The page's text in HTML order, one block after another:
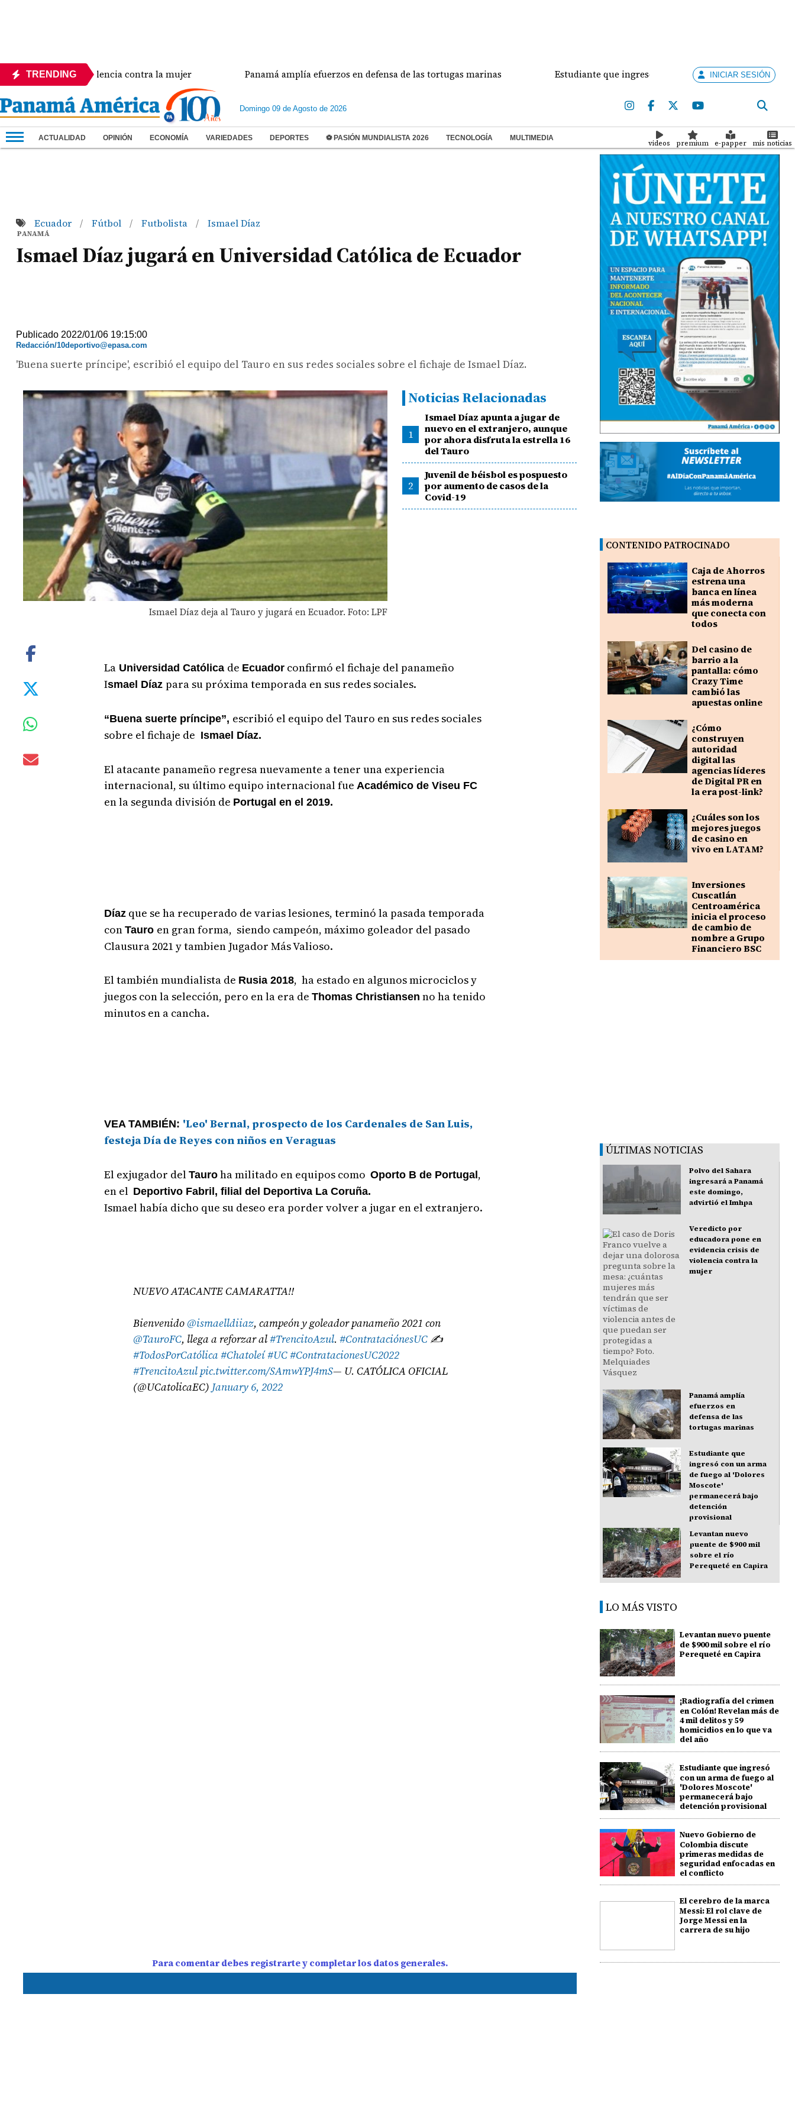
TRENDING
crisis de violencia contra la mujer Panamá amplía efuerzos en defensa de las tortugas marinas Estudiante que ingresó con un arma de fuego al 'Dolores
INICIAR SESIÓN
Domingo 09 de Agosto de 2026
ACTUALIDAD OPINIÓN ECONOMÍA VARIEDADES DEPORTES ⚽ PASIÓN MUNDIALISTA 2026 TECNOLOGÍA MULTIMEDIA
videos premium e-papper mis noticias
Ecuador / Fútbol / Futbolista / Ismael Díaz
PANAMÁ
Ismael Díaz jugará en Universidad Católica de Ecuador
Publicado 2022/01/06 19:15:00
Redacción/10deportivo@epasa.com
'Buena suerte príncipe', escribió el equipo del Tauro en sus redes sociales sobre el fichaje de Ismael Díaz.
Ismael Díaz deja al Tauro y jugará en Ecuador. Foto: LPF
Noticias Relacionadas
1
Ismael Díaz apunta a jugar de
nuevo en el extranjero, aunque
por ahora disfruta la estrella 16
del Tauro
2
Juvenil de béisbol es pospuesto
por aumento de casos de la
Covid-19
LaUniversidad Católica de Ecuadorconfirmó el fichaje del panameño
Ismael Díaz para su próxima temporada en sus redes sociales.
“Buena suerte príncipe”, escribió el equipo del Tauro en sus redes sociales
sobre el fichaje de Ismael Díaz.
El atacante panameño regresa nuevamente a tener una experiencia
internacional, su último equipo internacional fue Académico de Viseu FC
en la segunda división de Portugal en el 2019.
Díazque se ha recuperado de varias lesiones, terminó la pasada temporada
con Tauro en gran forma, siendo campeón, máximo goleador del pasado
Clausura 2021 y tambien Jugador Más Valioso.
El también mundialista de Rusia 2018, ha estado en algunos microciclos y
juegos con la selección, pero en la era de Thomas Christiansen no ha tenido
minutos en a cancha.
VEA TAMBIÉN: 'Leo' Bernal, prospecto de los Cardenales de San Luis,
festeja Día de Reyes con niños en Veraguas
El exjugador del Tauroha militado en equipos como Oporto B de Portugal ,
en el Deportivo Fabril, filial del Deportiva La Coruña.
Ismael había dicho que su deseo era porder volver a jugar en el extranjero.
NUEVO ATACANTE CAMARATTA!!
Bienvenido @ismaelldiiaz, campeón y goleador panameño 2021 con
@TauroFC, llega a reforzar al#TrencitoAzul.#ContrataciónesUC ✍
#TodosPorCatólica#Chatoleí#UC#ContratacionesUC2022
#TrencitoAzul pic.twitter.com/SAmwYPJ4mS— U. CATÓLICA OFICIAL
(@UCatolicaEC) January 6, 2022
Para comentar debes registrarte y completar los datos generales.
CONTENIDO PATROCINADO
Caja de Ahorros
estrena una
banca en línea
más moderna
que conecta con
todos
Del casino de
barrio a la
pantalla: cómo
Crazy Time
cambió las
apuestas online
¿Cómo
construyen
autoridad
digital las
agencias líderes
de Digital PR en
la era post-link?
¿Cuáles son los
mejores juegos
de casino en
vivo en LATAM?
Inversiones
Cuscatlán
Centroamérica
inicia el proceso
de cambio de
nombre a Grupo
Financiero BSC
ÚLTIMAS NOTICIAS
Polvo del Sahara
ingresará a Panamá
este domingo,
advirtió el Imhpa
Veredicto por
educadora pone en
evidencia crisis de
violencia contra la
mujer
Panamá amplía
efuerzos en
defensa de las
tortugas marinas
Estudiante que
ingresó con un arma
de fuego al 'Dolores
Moscote'
permanecerá bajo
detención
provisional
Levantan nuevo
puente de $900 mil
sobre el río
Perequeté en Capira
LO MÁS VISTO
Levantan nuevo puente
de $900 mil sobre el río
Perequeté en Capira
¡Radiografía del crimen
en Colón! Revelan más de
4 mil delitos y 59
homicidios en lo que va
del año
Estudiante que ingresó
con un arma de fuego al
'Dolores Moscote'
permanecerá bajo
detención provisional
Nuevo Gobierno de
Colombia discute
primeras medidas de
seguridad enfocadas en
el conflicto
El cerebro de la marca
Messi: El rol clave de
Jorge Messi en la
carrera de su hijo